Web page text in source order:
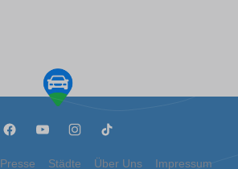
Presse Städte Über Uns Impressum